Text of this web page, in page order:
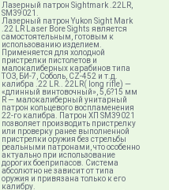
Лазерный патрон Sightmark .22LR,
SM39021.
Лазерный патрон Yukon Sight Mark
.22 LR Laser Bore Sights является
самостоятельным, готовым к
использованию изделием.
Применяется для холодной
пристрелки пистолетов и
малокалиберных карабинов типа
ТОЗ, БИ-7, Соболь, CZ-452 и т.д.
калибра .22 LR.. 22LR( long rifle) —
«длинный винтовочный», 5,6?15 мм
R — малокалиберный унитарный
патрон кольцевого воспламенения
22-го калибра. Патрон ХП SM39021
позволяет производить пристрелку
или проверку ранее выполненной
пристрелки оружия без стрельбы
реальными патронами, что особенно
актуально при использование
дорогих боеприпасов. Система
абсолютно не зависит от типа
оружия и привязана только к его
калибру.